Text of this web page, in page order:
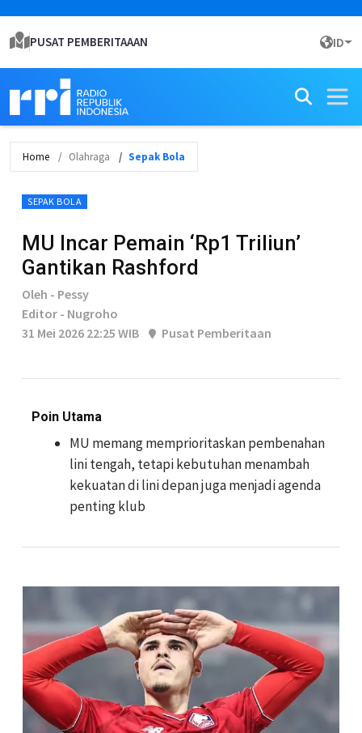
PUSAT PEMBERITAAAN ID
Home Olahraga Sepak Bola
SEPAK BOLA
MU Incar Pemain ‘Rp1 Triliun’
Gantikan Rashford
Oleh - Pessy
Editor - Nugroho
31 Mei 2026 22:25 WIB
Pusat Pemberitaan
Poin Utama
MU memang memprioritaskan pembenahan
lini tengah, tetapi kebutuhan menambah
kekuatan di lini depan juga menjadi agenda
penting klub